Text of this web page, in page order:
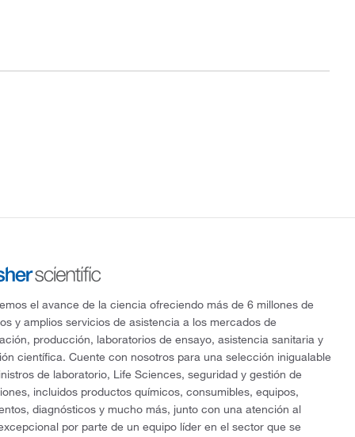
el avance de la ciencia ofreciendo más de 6 millones de
y amplios servicios de asistencia a los mercados de
producción, laboratorios de ensayo, asistencia sanitaria y
científica. Cuente con nosotros para una selección inigualable
de laboratorio, Life Sciences, seguridad y gestión de
incluidos productos químicos, consumibles, equipos,
diagnósticos y mucho más, junto con una atención al
por parte de un equipo líder en el sector que se